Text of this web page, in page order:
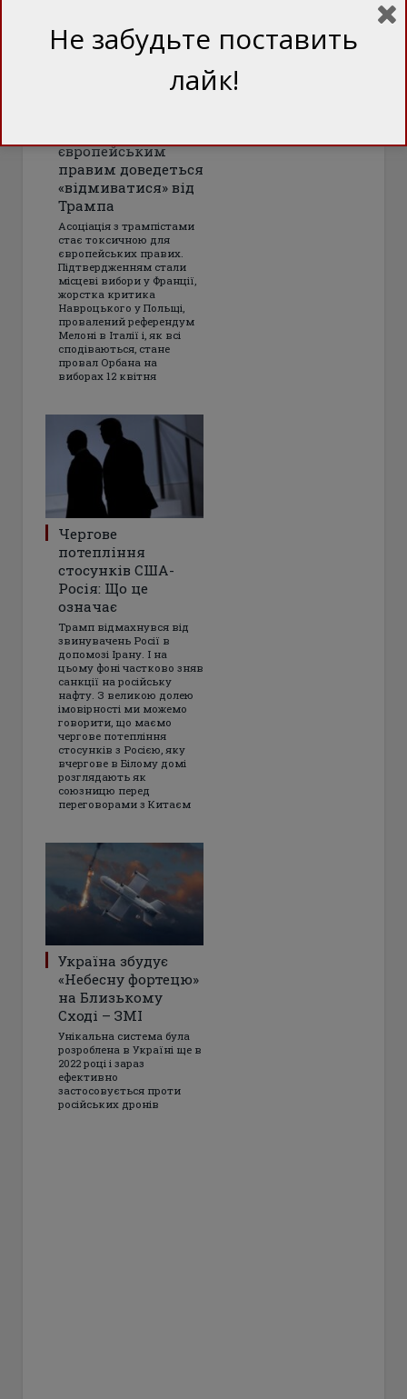
європейським
правим доведеться
«відмиватися» від
Трампа
Асоціація з трампістами
стає токсичною для
європейських правих.
Підтвердженням стали
місцеві вибори у Франції,
жорстка критика
Навроцького у Польщі,
провалений референдум
Мелоні в Італії і, як всі
сподіваються, стане
провал Орбана на
виборах 12 квітня
Чергове
потепління
стосунків США-
Росія: Що це
означає
Трамп відмахнувся від
звинувачень Росії в
допомозі Ірану. І на
цьому фоні частково зняв
санкції на російську
нафту. З великою долею
імовірності ми можемо
говорити, що маємо
чергове потепління
стосунків з Росією, яку
вчергове в Білому домі
розглядають як
союзницю перед
переговорами з Китаєм
Україна збудує
«Небесну фортецю»
на Близькому
Сході – ЗМІ
Унікальна система була
розроблена в Україні ще в
2022 році і зараз
ефективно
застосовується проти
російських дронів
Не забудьте поставить
лайк!